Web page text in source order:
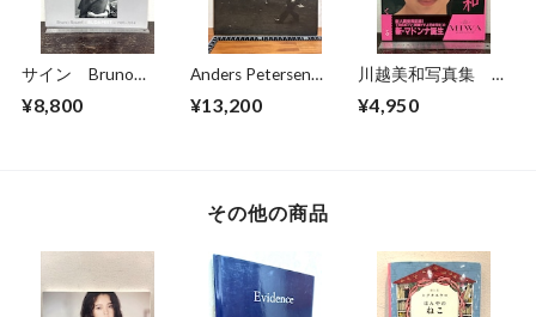
サイン Bruno
1989-2014
¥8,800
Anders Petersen
Photographs 1966-
¥13,200
川越美和写真集 夢
¥4,950
その他の商品